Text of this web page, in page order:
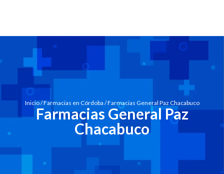
Inicio/Farmacias en Córdoba / Farmacias General Paz Chacabuco
Farmacias General Paz
Chacabuco